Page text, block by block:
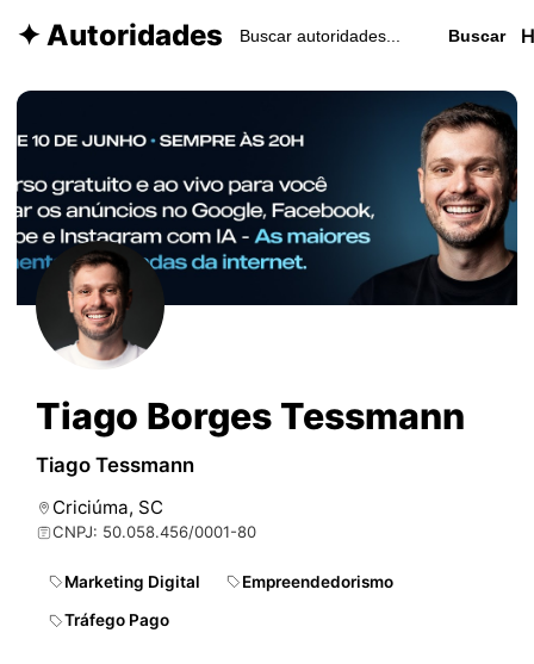
✦ Autoridades Buscar
Tiago Borges Tessmann
Tiago Tessmann
Criciúma, SC
CNPJ: 50.058.456/0001-80
Marketing Digital Empreendedorismo
Tráfego Pago